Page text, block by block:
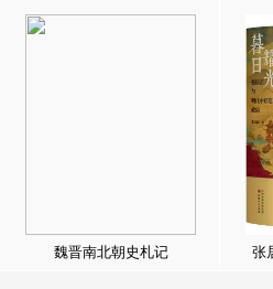
魏晋南北朝史札记 张